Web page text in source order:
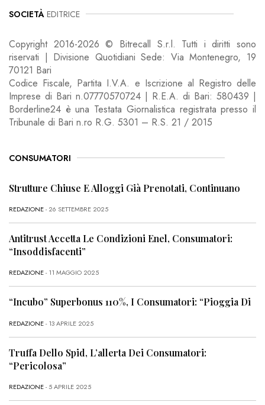
SOCIETÀ EDITRICE
Copyright 2016-2026 © Bitrecall S.r.l. Tutti i diritti sono
riservati | Divisione Quotidiani Sede: Via Montenegro, 19
70121 Bari
Codice Fiscale, Partita I.V.A. e Iscrizione al Registro delle
Imprese di Bari n.07770570724 | R.E.A. di Bari: 580439 |
Borderline24 è una Testata Giornalistica registrata presso il
Tribunale di Bari n.ro R.G. 5301 – R.S. 21 / 2015
CONSUMATORI
Strutture Chiuse E Alloggi Già Prenotati, Continuano
REDAZIONE- 26 SETTEMBRE 2025
Antitrust Accetta Le Condizioni Enel, Consumatori:
“Insoddisfacenti”
REDAZIONE- 11 MAGGIO 2025
“Incubo” Superbonus 110%, I Consumatori: “Pioggia Di
REDAZIONE- 13 APRILE 2025
Truffa Dello Spid, L’allerta Dei Consumatori:
“Pericolosa”
REDAZIONE- 5 APRILE 2025